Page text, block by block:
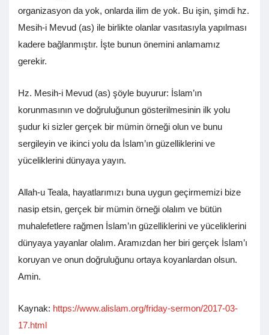
organizasyon da yok, onlarda ilim de yok. Bu işin, şimdi hz.
Mesih-i Mevud (as) ile birlikte olanlar vasıtasıyla yapılması
kadere bağlanmıştır. İşte bunun önemini anlamamız
gerekir.
Hz. Mesih-i Mevud (as) şöyle buyurur: İslam’ın
korunmasının ve doğruluğunun gösterilmesinin ilk yolu
şudur ki sizler gerçek bir mümin örneği olun ve bunu
sergileyin ve ikinci yolu da İslam’ın güzelliklerini ve
yüceliklerini dünyaya yayın.
Allah-u Teala, hayatlarımızı buna uygun geçirmemizi bize
nasip etsin, gerçek bir mümin örneği olalım ve bütün
muhalefetlere rağmen İslam’ın güzelliklerini ve yüceliklerini
dünyaya yayanlar olalım. Aramızdan her biri gerçek İslam’ı
koruyan ve onun doğruluğunu ortaya koyanlardan olsun.
Amin.
Kaynak: https://www.alislam.org/friday-sermon/2017-03-
17.html